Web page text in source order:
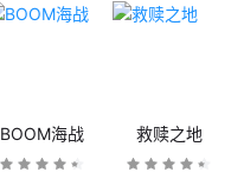
BOOM海战 救赎之地